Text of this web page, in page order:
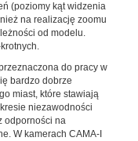
(poziomy kąt widzenia
na realizację zoomu
od modelu.
do pracy w
bardzo dobrze
miast, które stawiają
niezawodności
odporności na
W kamerach CAMA-I